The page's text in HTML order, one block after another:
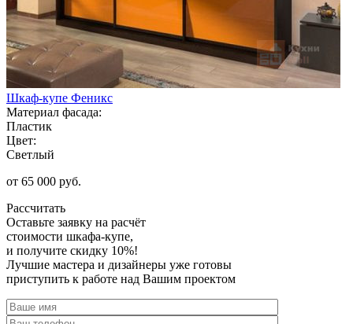
Шкаф-купе Феникс
Материал фасада:
Пластик
Цвет:
Светлый
от 65 000 руб.
Рассчитать
Оставьте заявку на расчёт
стоимости шкафа-купе,
и получите скидку 10%!
Лучшие мастера и дизайнеры уже готовы
приступить к работе над Вашим проектом